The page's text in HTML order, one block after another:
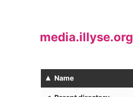
media.illyse.org
▴ Name